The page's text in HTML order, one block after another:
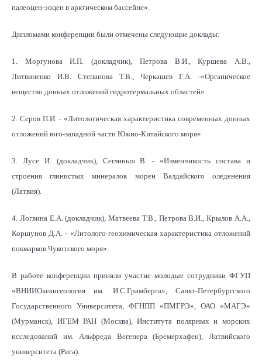
палеоцен-эоцен в арктическом бассейне».
Дипломами конференции были отмечены следующие доклады:
1. Моргунова И.П. (докладчик), Петрова В.И., Куршева А.В.,
Литвиненко И.В. Степанова Т.В., Черкашев Г.А. -«Органическое
вещество донных отложений гидротермальных областей».
2. Серов П.И. - «Литологическая характеристика современных донных
отложений юго-западной части Южно-Китайского моря».
3. Лусе И. (докладчик), Сеглиньш В. - «Изменчивость состава и
строения глинистых минералов морен Валдайского оледенения
(Латвия).
4. Логвина Е.А. (докладчик), Матвеева Т.В., Петрова В.И., Крылов А.А.,
Коршунов Д.А. - «Литолого-геохимическая характеристика отложений
покмарков Чукотского моря».
В работе конференции приняли участие молодые сотрудники ФГУП
«ВНИИОкеангеология им. И.С.Грамберга», Санкт-Петербургского
Государственного Университета, ФГНПП «ПМГРЭ», ОАО «МАГЭ»
(Мурманск), ИГЕМ РАН (Москва), Института полярных и морских
исследований им. Альфреда Вегенера (Бремерхафен), Латвийского
университета (Рига).